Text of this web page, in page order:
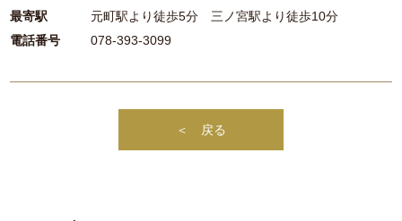
最寄駅
元町駅より徒歩5分 三ノ宮駅より徒歩10分
電話番号
078-393-3099
＜ 戻る